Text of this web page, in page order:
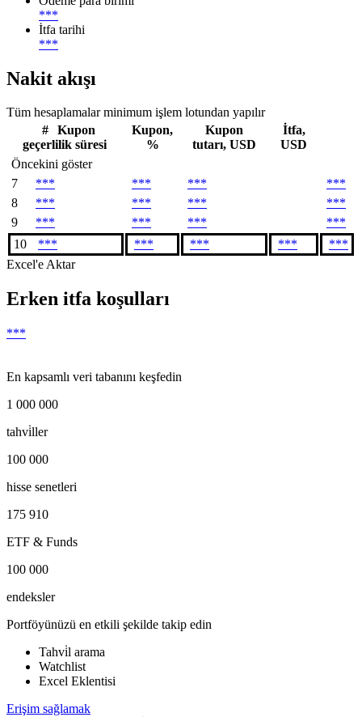
***
İtfa tarihi
***
Nakit akışı
Tüm hesaplamalar minimum işlem lotundan yapılır
#
Kupon
geçerlilik süresi
Kupon,
%
Kupon
tutarı, USD
İtfa,
USD
Öncekini göster
7
*** *** ***
***
8
*** *** ***
***
9
*** *** ***
***
10
*** *** *** ***
***
Excel'e Aktar
Erken itfa koşulları
***
En kapsamlı veri tabanını keşfedin
1 000 000
tahvi̇ller
100 000
hisse senetleri
175 910
ETF & Funds
100 000
endeksler
Portföyünüzü en etkili şekilde takip edin
Tahvi̇l arama
Watchlist
Excel Eklentisi
Erişim sağlamak